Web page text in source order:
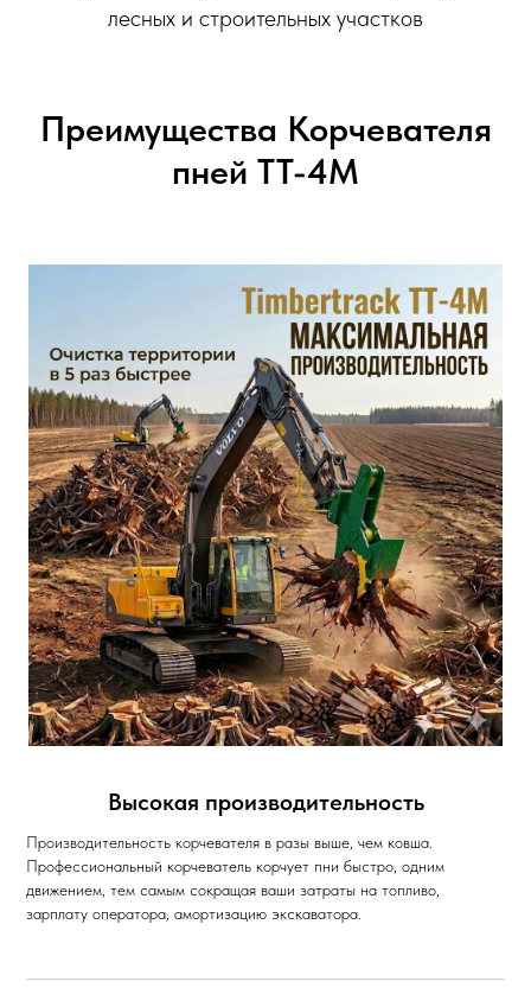
лесных и строительных участков
Преимущества Корчевателя
пней ТТ-4М
Высокая производительность
Производительность корчевателя в разы выше, чем ковша.
Профессиональный корчеватель корчует пни быстро, одним
движением, тем самым сокращая ваши затраты на топливо,
зарплату оператора, амортизацию экскаватора.